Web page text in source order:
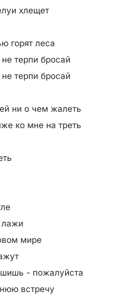
хлещет
горят леса
терпи бросай
терпи бросай
ни о чем жалеть
ко мне на треть
лажи
мире
- пожалуйста
встречу